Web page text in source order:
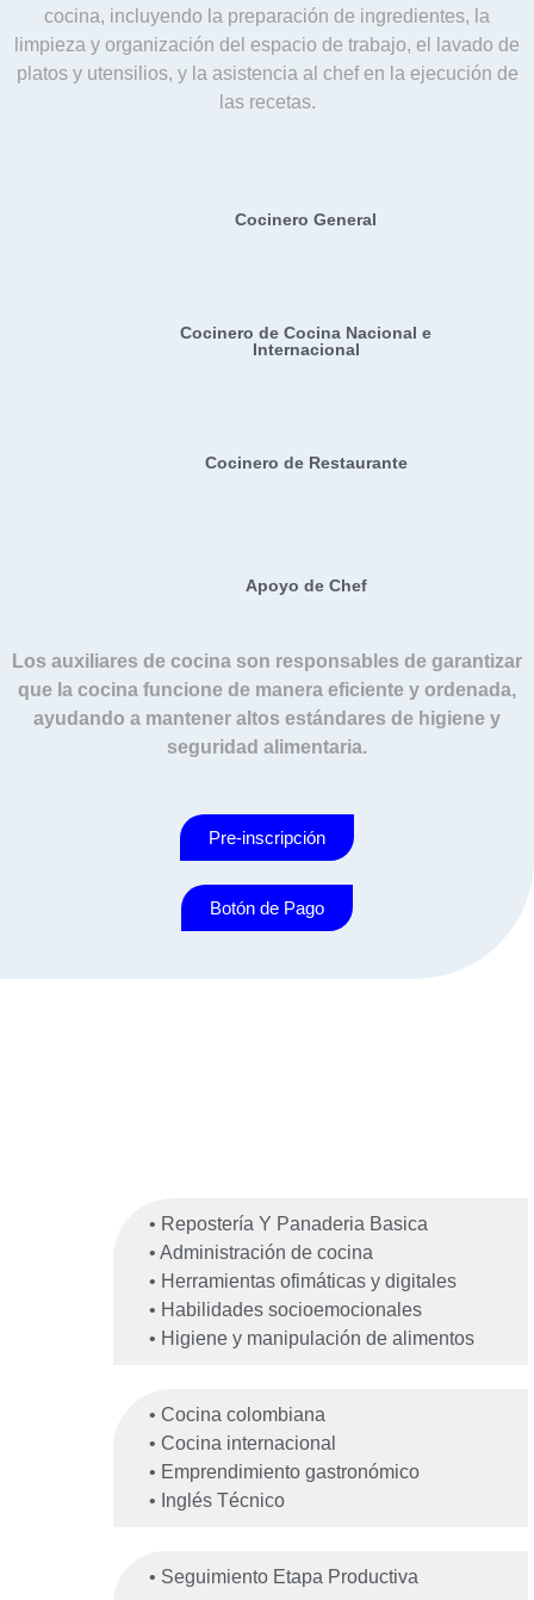
cocina, incluyendo la preparación de ingredientes, la
limpieza y organización del espacio de trabajo, el lavado de
platos y utensilios, y la asistencia al chef en la ejecución de
las recetas.
Cocinero General
Cocinero de Cocina Nacional e
Internacional
Cocinero de Restaurante
Apoyo de Chef
Los auxiliares de cocina son responsables de garantizar
que la cocina funcione de manera eficiente y ordenada,
ayudando a mantener altos estándares de higiene y
seguridad alimentaria.
Pre-inscripción
Botón de Pago
• Repostería Y Panaderia Basica
• Administración de cocina
• Herramientas ofimáticas y digitales
• Habilidades socioemocionales
• Higiene y manipulación de alimentos
• Cocina colombiana
• Cocina internacional
• Emprendimiento gastronómico
• Inglés Técnico
• Seguimiento Etapa Productiva